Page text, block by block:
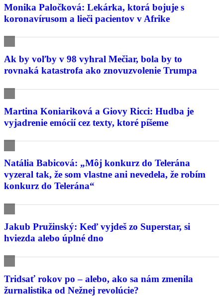
Monika Paločková: Lekárka, ktorá bojuje s
koronavírusom a lieči pacientov v Afrike
Ak by voľby v 98 vyhral Mečiar, bola by to
rovnaká katastrofa ako znovuzvolenie Trumpa
Martina Koniariková a Giovy Ricci: Hudba je
vyjadrenie emócií cez texty, ktoré píšeme
Natália Babicová: „Môj konkurz do Telerána
vyzeral tak, že som vlastne ani nevedela, že robím
konkurz do Telerána“
Jakub Pružinský: Keď vyjdeš zo Superstar, si
hviezda alebo úplné dno
Tridsať rokov po – alebo, ako sa nám zmenila
žurnalistika od Nežnej revolúcie?